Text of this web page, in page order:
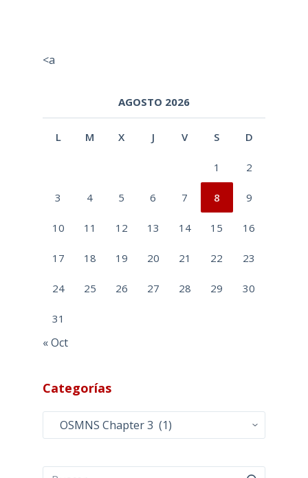
<a
AGOSTO 2026
L M X J V S D
1 2
3 4 5 6 7 8 9
10 11 12 13 14 15 16
17 18 19 20 21 22 23
24 25 26 27 28 29 30
31
« Oct
Categorías
Categorías